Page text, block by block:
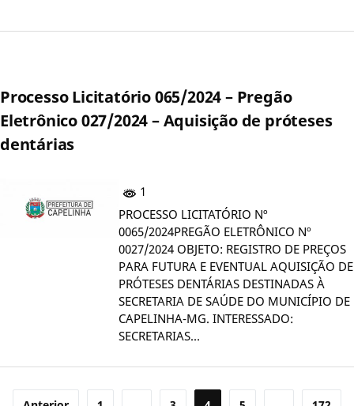
Processo Licitatório 065/2024 – Pregão
Eletrônico 027/2024 – Aquisição de próteses
dentárias
1
PROCESSO LICITATÓRIO Nº
0065/2024PREGÃO ELETRÔNICO Nº
0027/2024 OBJETO: REGISTRO DE PREÇOS
PARA FUTURA E EVENTUAL AQUISIÇÃO DE
PRÓTESES DENTÁRIAS DESTINADAS À
SECRETARIA DE SAÚDE DO MUNICÍPIO DE
CAPELINHA-MG. INTERESSADO:
SECRETARIAS…